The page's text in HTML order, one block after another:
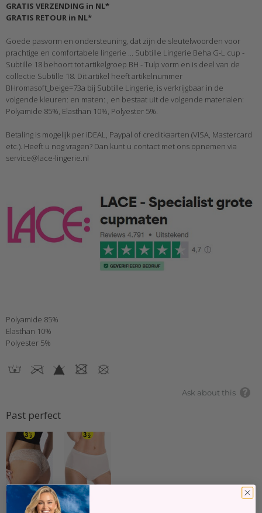
GRATIS VERZENDING in NL*
GRATIS RETOUR in NL*
Goede pasvorm en ondersteuning, dat zijn de sleutelwoorden voor
prachtige en comfortabele lingerie ... Subtille Lingerie Beha G-L cup -
Subtille 18 behoort tot artikelgroep BH - Tulp vorm en is deel van de
collectie Subtille 18. Dit artikel heeft artikelnummer
BHromasoft_beige=73a bij Subtille Lingerie, is verkrijgbaar in de
volgende kleuren: en maten: , en bestaat uit de volgende materialen:
Polyamide 85%, Elasthan 10%, Polyester 5%.
Betaling is mogelijk per iDEAL, Paypal of creditkaarten (VISA, Mastercard
etc.). Heeft u nog vragen? Dan kunt u contact met ons opnemen via
service@lace-lingerie.nl
Polyamide 85%
Elasthan 10%
Polyester 5%
Ask about this
Past perfect
-33%
Julimex Julimex